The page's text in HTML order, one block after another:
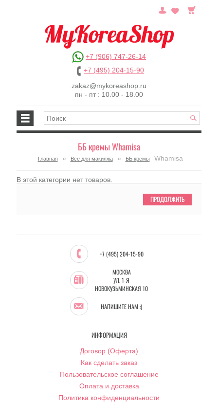
+7 (906) 747-26-14
+7 (495) 204-15-90
zakaz@mykoreashop.ru
пн - пт : 10.00 - 18.00
ББ кремы Whamisa
Главная » Все для макияжа » ББ кремы Whamisa
В этой категории нет товаров.
ПРОДОЛЖИТЬ
+7 (495) 204-15-90
МОСКВА
УЛ. 1-Я
НОВОКУЗЬМИНСКАЯ 10
НАПИШИТЕ НАМ :)
ИНФОРМАЦИЯ
Договор (Оферта)
Как сделать заказ
Пользовательское соглашение
Оплата и доставка
Политика конфиденциальности